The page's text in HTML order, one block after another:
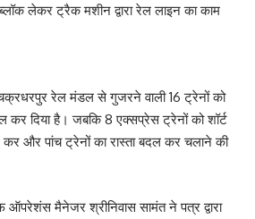
लेकर ट्रैक मशीन द्वारा रेल लाइन का काम
रेल मंडल से गुजरने वाली 16 ट्रेनों को
दिया है। जबकि 8 एक्सप्रेस ट्रेनों को शॉर्ट
कर और पांच ट्रेनों का रास्ता बदल कर चलाने की
ऑपरेशंस मैनेजर श्रीनिवास सामंत ने पत्र द्वारा